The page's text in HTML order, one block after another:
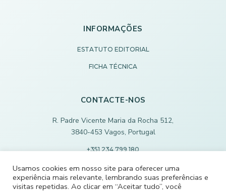
INFORMAÇÕES
ESTATUTO EDITORIAL
FICHA TÉCNICA
CONTACTE-NOS
R. Padre Vicente Maria da Rocha 512,
3840-453 Vagos, Portugal
+351 234 799 180
ECODEVAGOS@SCMVAGOS.EU
Usamos cookies em nosso site para oferecer uma
experiência mais relevante, lembrando suas preferências e
visitas repetidas. Ao clicar em “Aceitar tudo”, você